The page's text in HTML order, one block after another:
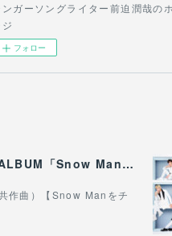
ンガーソングライター前迫潤哉の
フォロー
Snow Man 1st ALBUM「Snow Mania S1」
作曲）【Snow Manをチ